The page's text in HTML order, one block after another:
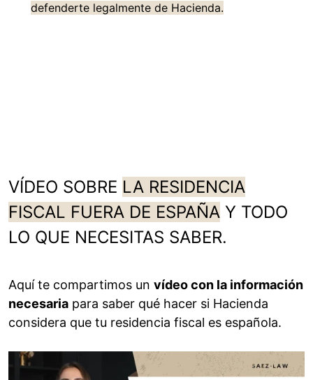
defenderte legalmente de Hacienda.
VÍDEO SOBRE LA RESIDENCIA
FISCAL FUERA DE ESPAÑA Y TODO
LO QUE NECESITAS SABER.
Aquí te compartimos un vídeo con la información
necesaria para saber qué hacer si Hacienda
considera que tu residencia fiscal es española.